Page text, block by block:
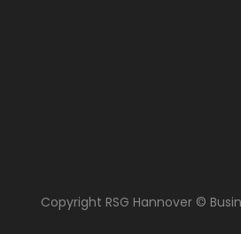
Copyright RSG Hannover ©